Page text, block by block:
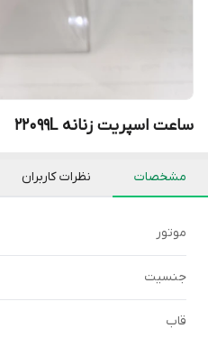
ساعت اسپریت زنانه ۲۲۰۹۹L
مشخصات نظرات کاربران
موتور
جنسیت
قاب